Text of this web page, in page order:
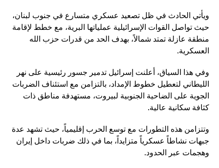
ويأتي الحادث في ظل تصعيد عسكري متسارع في جنوب لبنان،
حيث تواصل القوات الإسرائيلية عملياتها البرية، مع خطط لإقامة
منطقة عازلة تمتد شمالاً، بهدف الحد من قدرات حزب الله
العسكرية.
وفي هذا السياق، أعلنت إسرائيل تدمير جسور رئيسية على نهر
الليطاني لتعطيل خطوط الإمداد، بالتزامن مع استئناف الضربات
الجوية على الضاحية الجنوبية لبيروت، مستهدفة مناطق ذات
كثافة سكانية عالية.
وتتزامن هذه التطورات مع توسع الحرب إقليمياً، حيث تشهد عدة
جبهات نشاطاً عسكرياً متزايداً، بما في ذلك ضربات داخل إيران
وهجمات عبر الحدود.